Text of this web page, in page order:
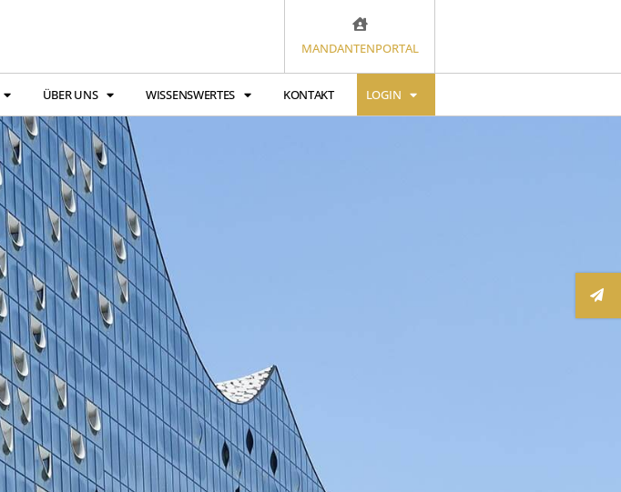
MANDANTENPORTAL
ÜBER UNS WISSENSWERTES KONTAKT LOGIN